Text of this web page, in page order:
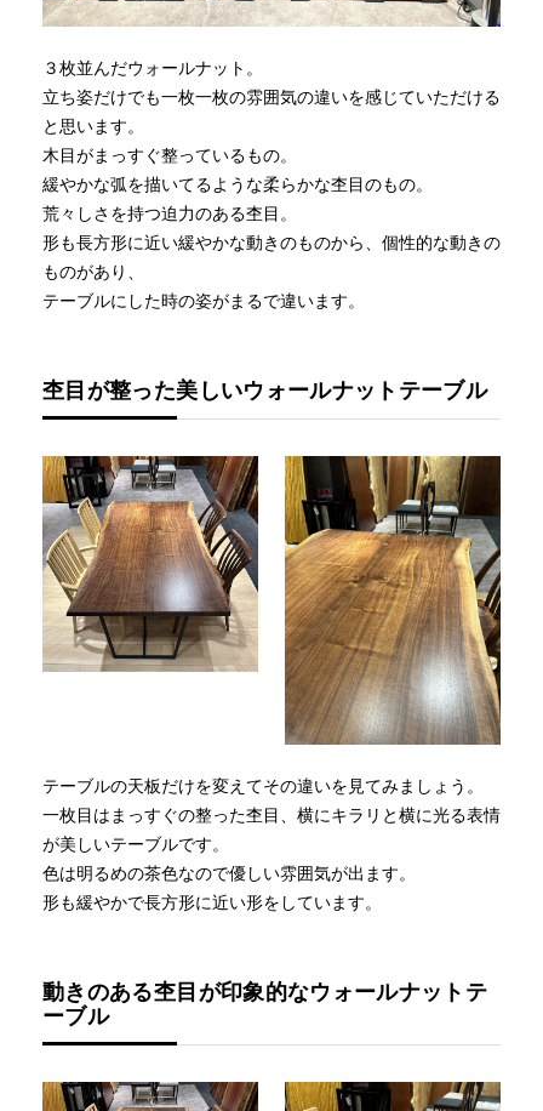
３枚並んだウォールナット。
立ち姿だけでも一枚一枚の雰囲気の違いを感じていただける
と思います。
木目がまっすぐ整っているもの。
緩やかな弧を描いてるような柔らかな杢目のもの。
荒々しさを持つ迫力のある杢目。
形も長方形に近い緩やかな動きのものから、個性的な動きの
ものがあり、
テーブルにした時の姿がまるで違います。
杢目が整った美しいウォールナットテーブル
テーブルの天板だけを変えてその違いを見てみましょう。
一枚目はまっすぐの整った杢目、横にキラリと横に光る表情
が美しいテーブルです。
色は明るめの茶色なので優しい雰囲気が出ます。
形も緩やかで長方形に近い形をしています。
動きのある杢目が印象的なウォールナットテ
ーブル